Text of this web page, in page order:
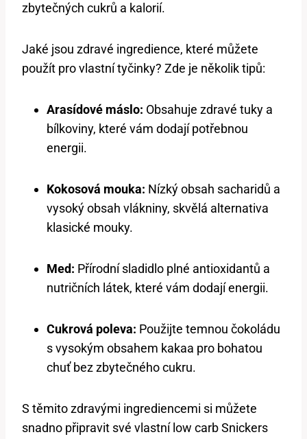
zbytečných cukrů a kalorií.
Jaké jsou zdravé ingredience, které můžete
použít pro vlastní tyčinky? Zde je několik tipů:
Arasídové máslo: Obsahuje zdravé tuky a
bílkoviny, které vám dodají potřebnou
energii.
Kokosová mouka: Nízký obsah sacharidů a
vysoký obsah vlákniny, skvělá alternativa
klasické mouky.
Med: Přírodní sladidlo plné antioxidantů a
nutričních látek, které vám dodají energii.
Cukrová poleva: Použijte temnou čokoládu
s vysokým obsahem kakaa pro bohatou
chuť bez zbytečného cukru.
S těmito zdravými ingrediencemi si můžete
snadno připravit své vlastní low carb Snickers